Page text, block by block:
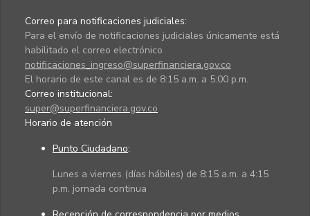
Correo para notificaciones judiciales:
Para el envío de notificaciones judiciales únicamente está
habilitado el correo electrónico
notificaciones_ingreso@superfinanciera.gov.co
El horario de este canal es de 8:15 a.m. a 5:00 p.m.
Correo institucional:
super@superfinanciera.gov.co
Horario de atención
Punto Ciudadano:
Lunes a viernes (días hábiles) de 8:15 a.m. a 4:15
p.m. jornada continua